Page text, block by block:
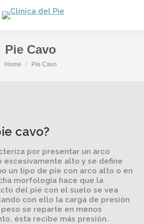
Pie Cavo
You are here:
Home Pie Cavo
cavo?
por presentar un arco
alto y se define
un tipo de pie con arco alto o en
morfología hace que la
del pie con el suelo se vea
con ello la carga de presión
se reparte en menos
ésta recibe más presión.